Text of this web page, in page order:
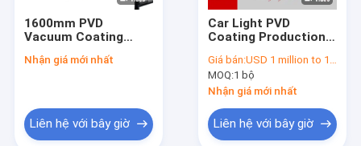
1600mm PVD
Vacuum Coating
Magnetron
Continuous
Nhận giá mới nhất
Liên hệ với bây giờ
Car Light PVD
Coating Production
Magnetron
Sputtering
Giá bán:USD 1 million to 10 million
MOQ:1 bộ
Nhận giá mới nhất
Liên hệ với bây giờ